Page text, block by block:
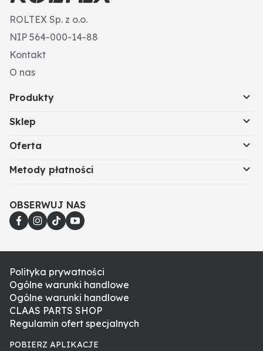
ROLTEX Sp. z o.o.
NIP 564-000-14-88
Kontakt
O nas
Produkty
Sklep
Oferta
Metody płatności
OBSERWUJ NAS
Polityka prywatności
Ogólne warunki handlowe
Ogólne warunki handlowe
CLAAS PARTS SHOP
Regulamin ofert specjalnych
POBIERZ APLIKACJE